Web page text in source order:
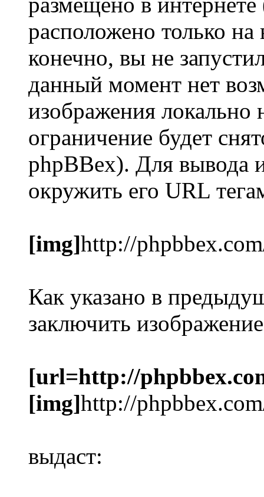
расположено только
конечно, вы не
данный момент нет
изображения локально
ограничение будет
phpBBex). Для вывода
окружить его URL
[img]http://
Как указано в
заключить
[url=http://
[img]http://
выдаст: